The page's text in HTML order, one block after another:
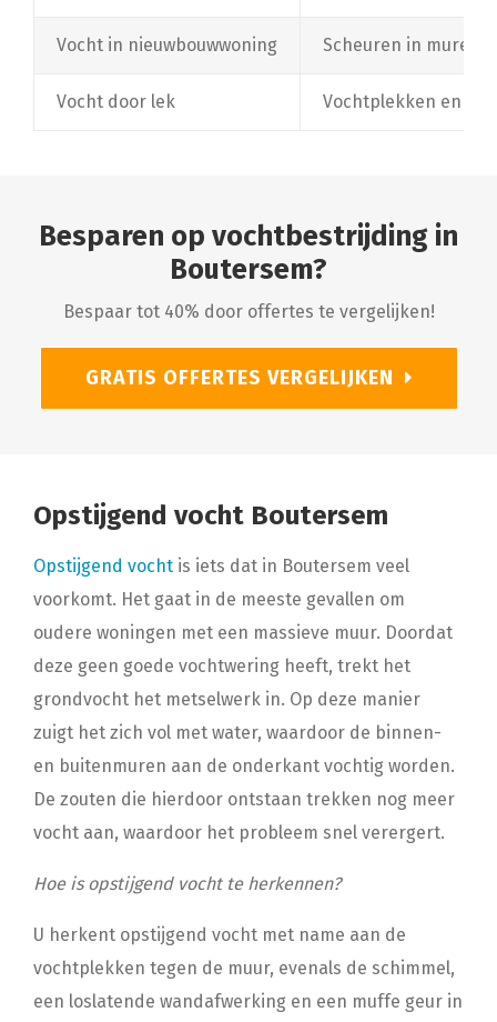
Vocht in nieuwbouwwoning Scheuren in muren
Vocht door lek Vochtplekken en
Besparen op vochtbestrijding in
Boutersem?
Bespaar tot 40% door offertes te vergelijken!
GRATIS OFFERTES VERGELIJKEN
Opstijgend vocht Boutersem
Opstijgend vocht is iets dat in Boutersem veel
voorkomt. Het gaat in de meeste gevallen om
oudere woningen met een massieve muur. Doordat
deze geen goede vochtwering heeft, trekt het
grondvocht het metselwerk in. Op deze manier
zuigt het zich vol met water, waardoor de binnen-
en buitenmuren aan de onderkant vochtig worden.
De zouten die hierdoor ontstaan trekken nog meer
vocht aan, waardoor het probleem snel verergert.
Hoe is opstijgend vocht te herkennen?
U herkent opstijgend vocht met name aan de
vochtplekken tegen de muur, evenals de schimmel,
een loslatende wandafwerking en een muffe geur in